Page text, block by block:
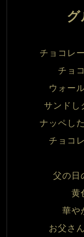
チョコレ
チョ
ウォー
サンドし
ナッペし
チョコ
父の日
黄
華や
お父さ